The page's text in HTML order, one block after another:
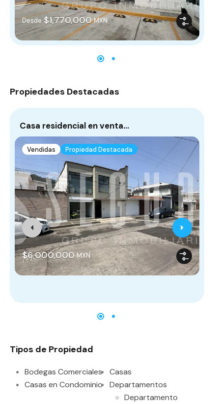
Desde $1,770,000 MXN
Propiedades Destacadas
Casa residencial en venta…
Vendidas Propiedad Destacada
$6,000,000 MXN
Tipos de Propiedad
Bodegas Comerciales
Casas
Casas en Condominio
Departamentos
Departamento